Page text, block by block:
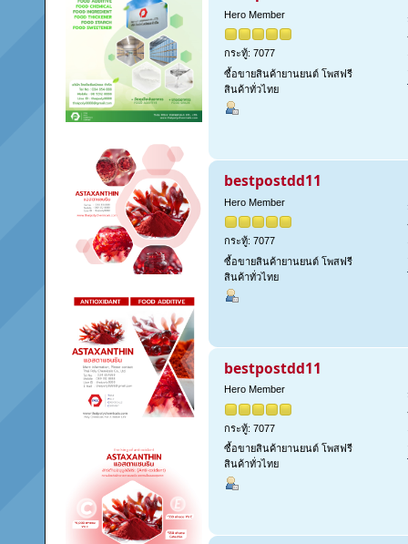
Hero Member
กระทู้: 7077
ซื้อขายสินค้ายานยนต์ โพสฟรี
สินค้าทั่วไทย
bestpostdd11
Hero Member
กระทู้: 7077
ซื้อขายสินค้ายานยนต์ โพสฟรี
สินค้าทั่วไทย
bestpostdd11
Hero Member
กระทู้: 7077
ซื้อขายสินค้ายานยนต์ โพสฟรี
สินค้าทั่วไทย